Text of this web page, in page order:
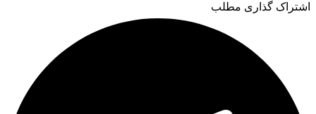
اشتراک گذاری مطلب